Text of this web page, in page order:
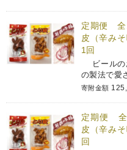
定期便 全
皮（辛み
1回
ビールの
の製法で愛
寄附金額
定期便 全
皮（辛み
回